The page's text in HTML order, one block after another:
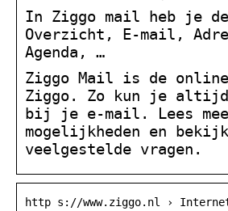
In Ziggo mail heb je de
Overzicht, E-mail,
Agenda, …
Ziggo Mail is de online
Ziggo. Zo kun je
bij je e-mail. Lees
mogelijkheden en
veelgestelde vragen.
http s://www.ziggo.nl ›